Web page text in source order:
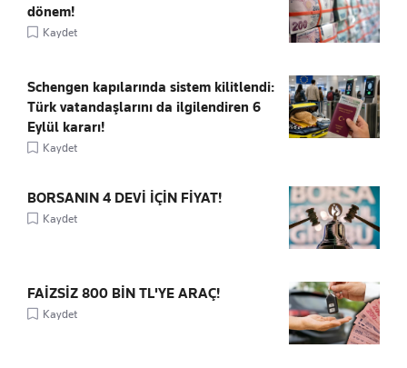
dönem!
Kaydet
Schengen kapılarında sistem kilitlendi:
Türk vatandaşlarını da ilgilendiren 6
Eylül kararı!
Kaydet
BORSANIN 4 DEVİ İÇİN FİYAT!
Kaydet
FAİZSİZ 800 BİN TL'YE ARAÇ!
Kaydet